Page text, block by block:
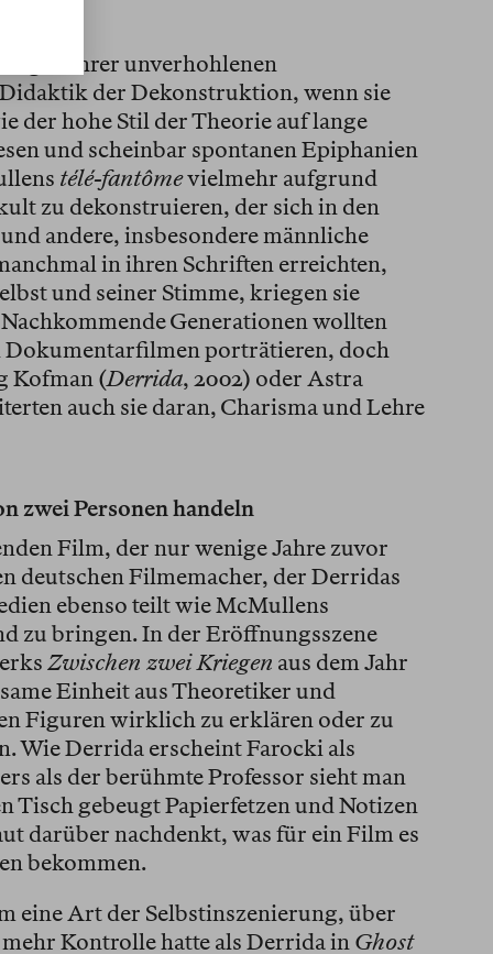
ihrer unverhohlenen
der Dekonstruktion, wenn sie
der hohe Stil der Theorie auf lange
und scheinbar spontanen Epiphanien
télé-fantômevielmehr aufgrund
zu dekonstruieren, der sich in den
andere, insbesondere männliche
in ihren Schriften erreichten,
und seiner Stimme, kriegen sie
Generationen wollten
Dokumentarfilmen porträtieren, doch
Kofman (Derrida, 2002) oder Astra
auch sie daran, Charisma und Lehre
zwei Personen handeln
Film, der nur wenige Jahre zuvor
deutschen Filmemacher, der Derridas
ebenso teilt wie McMullens
zu bringen. In der Eröffnungsszene
Zwischen zwei Kriegen aus dem Jahr
Einheit aus Theoretiker und
Figuren wirklich zu erklären oder zu
Wie Derrida erscheint Farocki als
als der berühmte Professor sieht man
Tisch gebeugt Papierfetzen und Notizen
darüber nachdenkt, was für ein Film es
bekommen.
eine Art der Selbstinszenierung, über
Kontrolle hatte als Derrida in Ghost